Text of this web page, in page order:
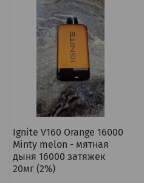
Ignite V160 Orange 16000
Minty melon - мятная
дыня 16000 затяжек
20мг (2%)